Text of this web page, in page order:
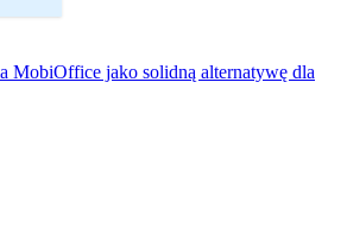
MobiOffice jako solidną alternatywę dla